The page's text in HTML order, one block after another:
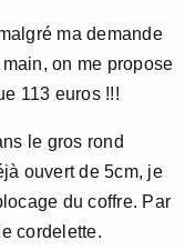
ma demande
on me propose
113 euros !!!
le gros rond
ouvert de 5cm, je
du coffre. Par
cordelette.